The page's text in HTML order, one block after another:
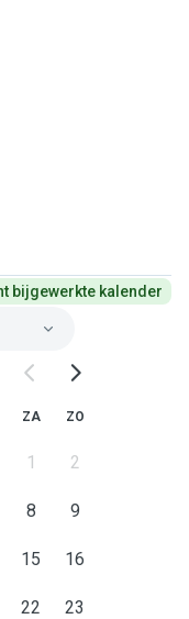
bijgewerkte kalender
ZA ZO
1 2
8 9
15 16
22 23